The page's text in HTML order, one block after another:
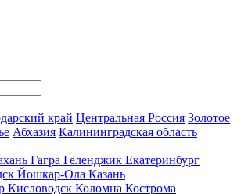
край Центральная Россия Золотое
Абхазия Калининградская область
Гагра Геленджик Екатеринбург
Йошкар-Ола Казань
Кисловодск Коломна Кострома